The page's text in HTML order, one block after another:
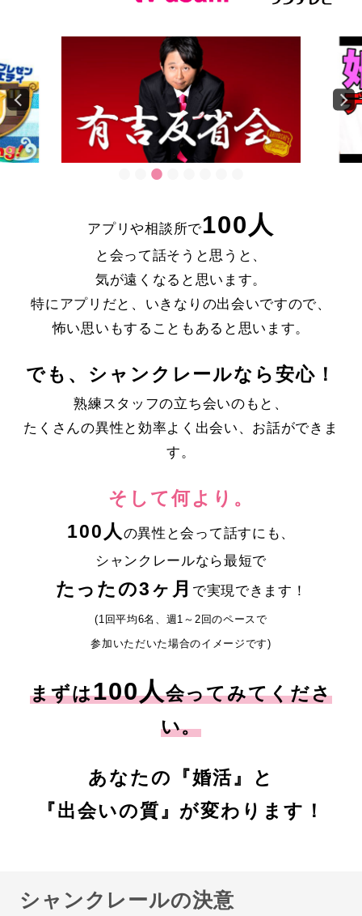
アプリや相談所で100人
と会って話そうと思うと、
気が遠くなると思います。
特にアプリだと、いきなりの出会いですので、
怖い思いもすることもあると思います。
でも、シャンクレールなら安心！
熟練スタッフの立ち会いのもと、
たくさんの異性と効率よく出会い、お話ができま
す。
そして何より。
100人の異性と会って話すにも、
シャンクレールなら最短で
たったの3ヶ月 で実現できます！
(1回平均6名、週1～2回のペースで
参加いただいた場合のイメージです)
まずは100人会ってみてくださ
い。
あなたの『婚活』と
『出会いの質』が変わります！
シャンクレールの決意